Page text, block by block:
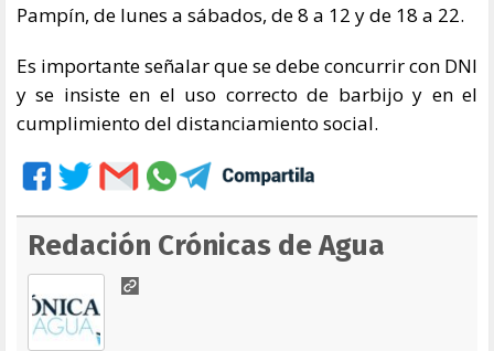
Pampín, de lunes a sábados, de 8 a 12 y de 18 a 22.
Es importante señalar que se debe concurrir con DNI
y se insiste en el uso correcto de barbijo y en el
cumplimiento del distanciamiento social.
Redación Crónicas de Agua